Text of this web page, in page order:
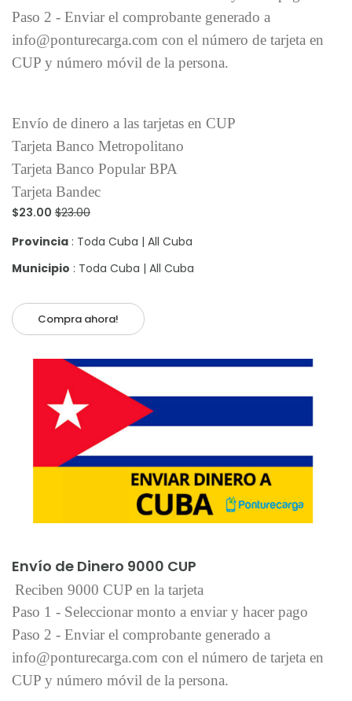
Paso 2 - Enviar el comprobante generado a
info@ponturecarga.com con el número de tarjeta en
CUP y número móvil de la persona.
Envío de dinero a las tarjetas en CUP
Tarjeta Banco Metropolitano
Tarjeta Banco Popular BPA
Tarjeta Bandec
$23.00 $23.00
Provincia : Toda Cuba | All Cuba
Municipio : Toda Cuba | All Cuba
Compra ahora!
Envío de Dinero 9000 CUP
Reciben 9000 CUP en la tarjeta
Paso 1 - Seleccionar monto a enviar y hacer pago
Paso 2 - Enviar el comprobante generado a
info@ponturecarga.com con el número de tarjeta en
CUP y número móvil de la persona.